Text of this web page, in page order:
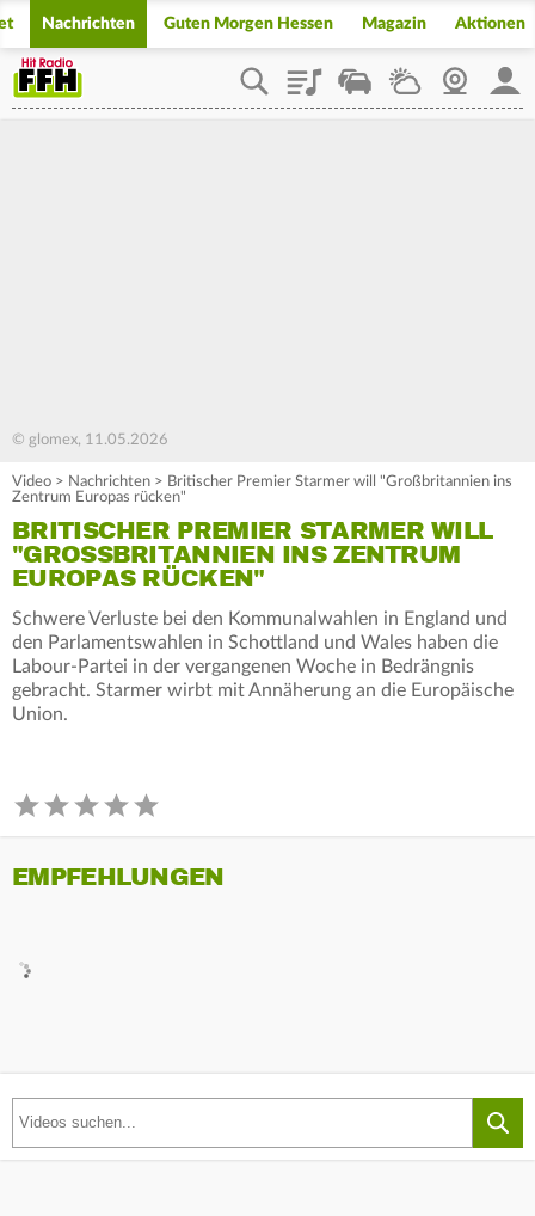
Nachrichten Guten Morgen Hessen Magazin Aktionen
PlaylistStaupilotWetterWebcam
© glomex, 11.05.2026
Video > Nachrichten > Britischer Premier Starmer will "Großbritannien ins
Zentrum Europas rücken"
BRITISCHER PREMIER STARMER WILL
"GROSSBRITANNIEN INS ZENTRUM E
UROPAS RÜCKEN"
Schwere Verluste bei den Kommunalwahlen in England und
den Parlamentswahlen in Schottland und Wales haben die
Labour-Partei in der vergangenen Woche in Bedrängnis
gebracht. Starmer wirbt mit Annäherung an die Europäische
Union.
EMPFEHLUNGEN